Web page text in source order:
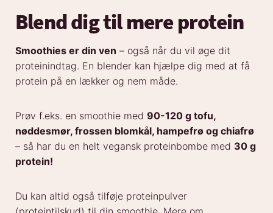
Blend dig til mere protein
Smoothies er din ven – også når du vil øge dit
proteinindtag. En blender kan hjælpe dig med at få
protein på en lækker og nem måde.
Prøv f.eks. en smoothie med 90-120 g tofu,
nøddesmør, frossen blomkål, hampefrø og chiafrø
– så har du en helt vegansk proteinbombe med 30 g
protein!
Du kan altid også tilføje proteinpulver